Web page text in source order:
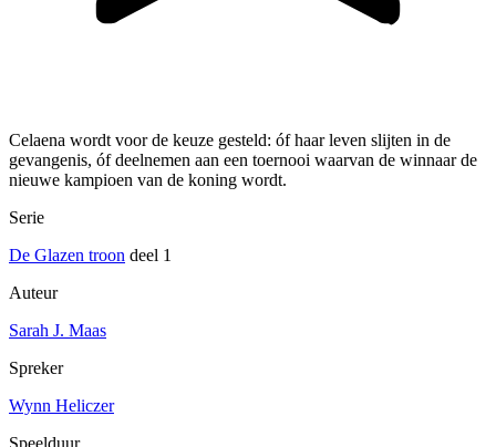
Celaena wordt voor de keuze gesteld: óf haar leven slijten in de
gevangenis, óf deelnemen aan een toernooi waarvan de winnaar de
nieuwe kampioen van de koning wordt.
Serie
De Glazen troon deel 1
Auteur
Sarah J. Maas
Spreker
Wynn Heliczer
Speelduur